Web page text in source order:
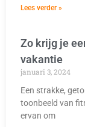
Lees verder »
Zo krijg je
vakantie
januari 3, 2024
Een strakke,
toonbeeld van
ervan om